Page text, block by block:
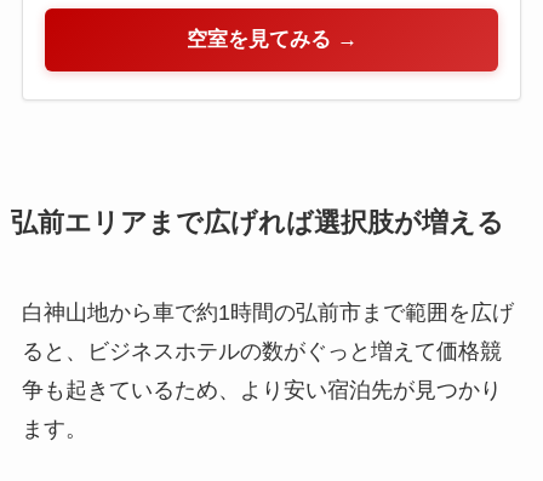
空室を見てみる →
弘前エリアまで広げれば選択肢が増える
白神山地から車で約1時間の弘前市まで範囲を広げ
ると、ビジネスホテルの数がぐっと増えて価格競
争も起きているため、より安い宿泊先が見つかり
ます。